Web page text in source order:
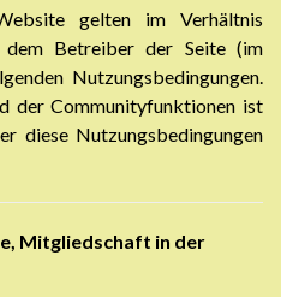
gelten im Verhältnis
Betreiber der Seite (im
Nutzungsbedingungen.
der Communityfunktionen ist
diese Nutzungsbedingungen
Mitgliedschaft in der